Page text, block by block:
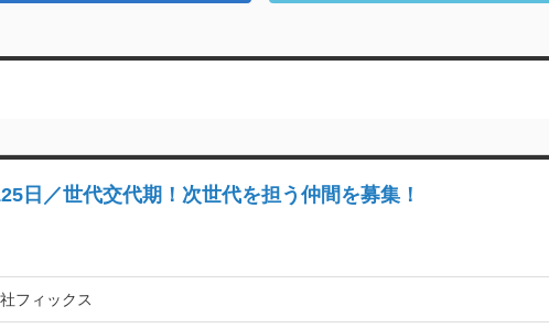
日／世代交代期！次世代を担う仲間を募集！
フィックス